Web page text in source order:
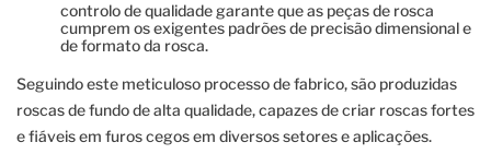
controlo de qualidade garante que as peças de rosca
cumprem os exigentes padrões de precisão dimensional e
de formato da rosca.
Seguindo este meticuloso processo de fabrico, são produzidas
roscas de fundo de alta qualidade, capazes de criar roscas fortes
e fiáveis ​​em furos cegos em diversos setores e aplicações.